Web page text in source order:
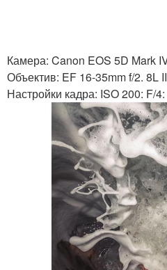
Камера: Canon EOS 5D Mark
Объектив: EF 16-35mm f/2. 8L
Настройки кадра: ISO 200: F/